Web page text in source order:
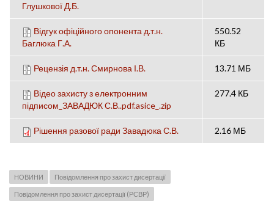
Глушкової Д.Б.
Відгук офіційного опонента д.т.н.
Баглюка Г.А.
550.52
КБ
Рецензія д.т.н. Смирнова І.В. 13.71 МБ
Відео захисту з електронним
підписом_ЗАВАДЮК С.В..pdf.asice_.zip
277.4 КБ
Рішення разової ради Завадюка С.В. 2.16 МБ
НОВИНИ Повідомлення про захист дисертації
Повідомлення про захист дисертації (РСВР)